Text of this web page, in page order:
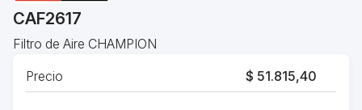
CAF2617
Filtro de Aire CHAMPION
Precio
$ 51.815,40